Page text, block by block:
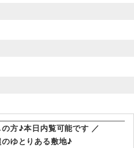
方♪本日内覧可能です ／
ゆとりある敷地♪